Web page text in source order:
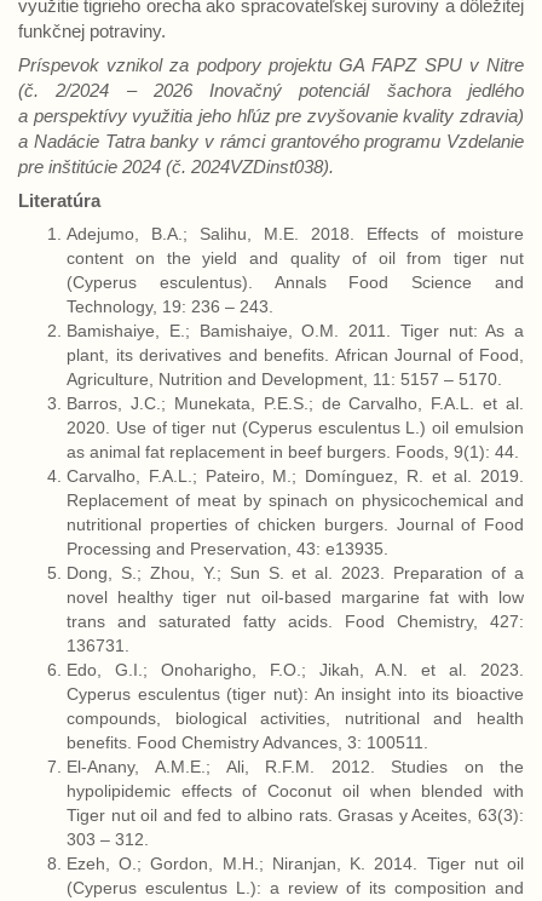
využitie tigrieho orecha ako spracovateľskej suroviny a dôležitej
funkčnej potraviny.
Príspevok vznikol za podpory projektu GA FAPZ SPU v Nitre
(č. 2/2024 – 2026 Inovačný potenciál šachora jedlého
a perspektívy využitia jeho hľúz pre zvyšovanie kvality zdravia)
a Nadácie Tatra banky v rámci grantového programu Vzdelanie
pre inštitúcie 2024 (č. 2024VZDinst038).
Literatúra
Adejumo, B.A.; Salihu, M.E. 2018. Effects of moisture
content on the yield and quality of oil from tiger nut
(Cyperus esculentus). Annals Food Science and
Technology, 19: 236 – 243.
Bamishaiye, E.; Bamishaiye, O.M. 2011. Tiger nut: As a
plant, its derivatives and benefits. African Journal of Food,
Agriculture, Nutrition and Development, 11: 5157 – 5170.
Barros, J.C.; Munekata, P.E.S.; de Carvalho, F.A.L. et al.
2020. Use of tiger nut (Cyperus esculentus L.) oil emulsion
as animal fat replacement in beef burgers. Foods, 9(1): 44.
Carvalho, F.A.L.; Pateiro, M.; Domínguez, R. et al. 2019.
Replacement of meat by spinach on physicochemical and
nutritional properties of chicken burgers. Journal of Food
Processing and Preservation, 43: e13935.
Dong, S.; Zhou, Y.; Sun S. et al. 2023. Preparation of a
novel healthy tiger nut oil-based margarine fat with low
trans and saturated fatty acids. Food Chemistry, 427:
136731.
Edo, G.I.; Onoharigho, F.O.; Jikah, A.N. et al. 2023.
Cyperus esculentus (tiger nut): An insight into its bioactive
compounds, biological activities, nutritional and health
benefits. Food Chemistry Advances, 3: 100511.
El-Anany,
A.M.E.; Ali, R.F.M. 2012. Studies on the
hypolipidemic effects of Coconut oil when blended with
Tiger nut oil and fed to albino rats. Grasas y Aceites, 63(3):
303 – 312.
Ezeh, O.; Gordon, M.H.; Niranjan, K. 2014. Tiger nut oil
(Cyperus esculentus L.): a review of its composition and